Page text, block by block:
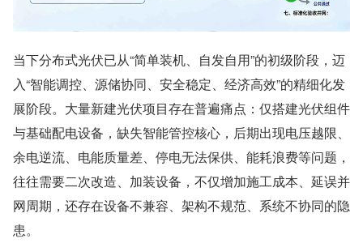
当下分布式光伏已从“简单装机、自发自用”的初级阶段，迈
入“智能调控、源储协同、安全稳定、经济高效”的精细化发
展阶段。大量新建光伏项目存在普遍痛点：仅搭建光伏组件
与基础配电设备，缺失智能管控核心，后期出现电压越限、
余电逆流、电能质量差、停电无法保供、能耗浪费等问题，
往往需要二次改造、加装设备，不仅增加施工成本、延误并
网周期，还存在设备不兼容、架构不规范、系统不协同的隐
患。